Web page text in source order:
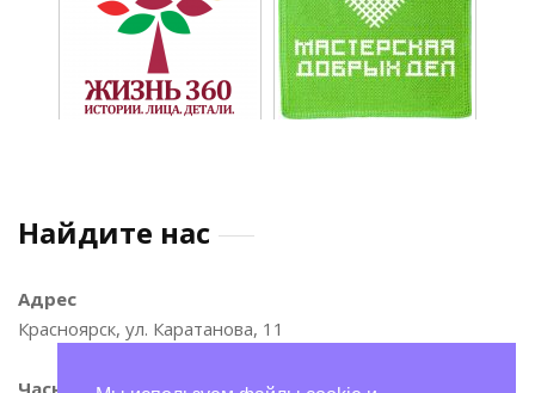
Найдите нас
Адрес
Красноярск, ул. Каратанова, 11
Часы